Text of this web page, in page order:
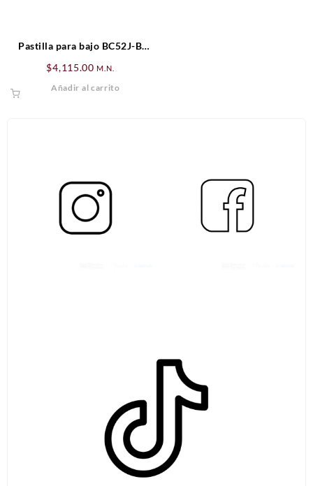
Pastilla para bajo BC52J-B
$4,115.00 M.N.
Añadir al carrito